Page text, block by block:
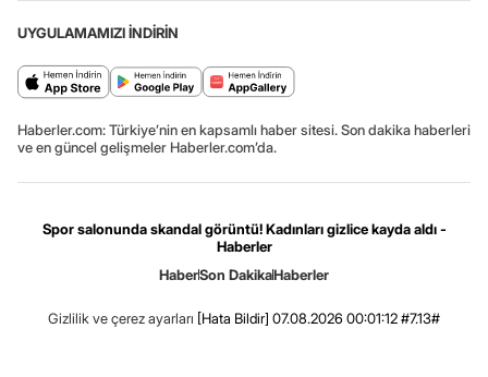
UYGULAMAMIZI İNDİRİN
Haberler.com: Türkiye’nin en kapsamlı haber sitesi. Son dakika haberleri
ve en güncel gelişmeler Haberler.com’da.
Spor salonunda skandal görüntü! Kadınları gizlice kayda aldı -
Haberler
HaberSon DakikaHaberler
Gizlilik ve çerez ayarları [Hata Bildir] 07.08.2026 00:01:12 #7.13#